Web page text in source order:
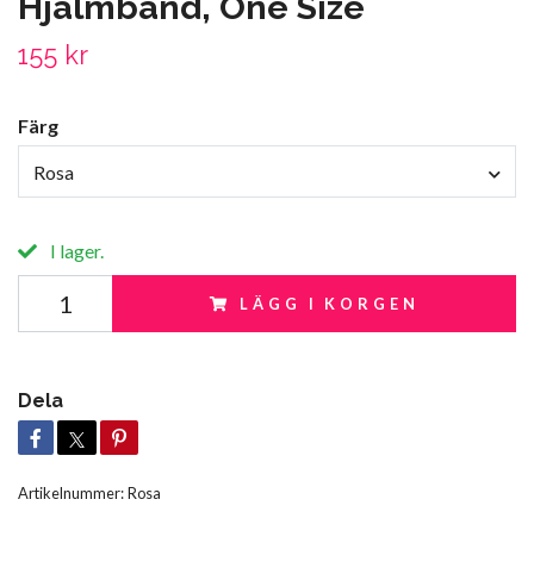
155 kr
Färg
Rosa
I lager.
LÄGG I KORGEN
Dela
Artikelnummer:Rosa